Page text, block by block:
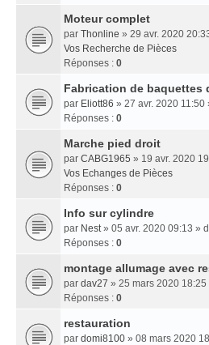
Moteur complet
par Thonline » 29 avr. 2020
Vos Recherche de Pièces
Réponses : 0
Fabrication de baquettes
par Eliott86 » 27 avr. 2020 11:50
Réponses : 0
Marche pied droit
par CABG1965 » 19 avr. 2020
Vos Echanges de Pièces
Réponses : 0
Info sur cylindre
par Nest» 05 avr. 2020 09:13 »
Réponses : 0
montage allumage avec
par dav27 » 25 mars 2020 18:25
Réponses : 0
restauration
par domi8100 » 08 mars 2020